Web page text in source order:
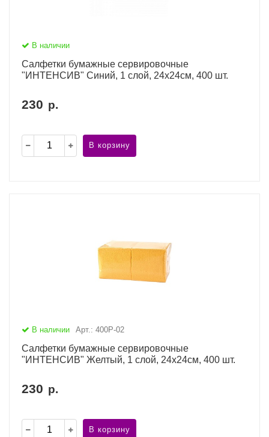
В наличии
Салфетки бумажные сервировочные
"ИНТЕНСИВ" Синий, 1 слой, 24х24см, 400 шт.
230 р.
В корзину
В наличии Арт.: 400Р-02
Салфетки бумажные сервировочные
"ИНТЕНСИВ" Желтый, 1 слой, 24х24см, 400 шт.
230 р.
В корзину